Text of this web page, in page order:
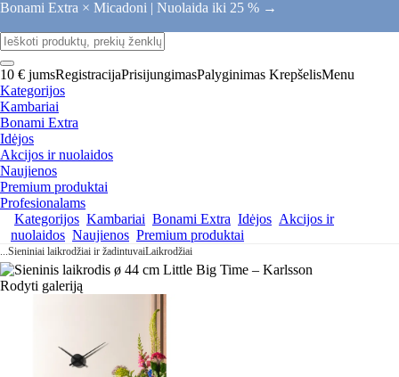
Bonami Extra × Micadoni | Nuolaida iki 25 % →
10 € jumsRegistracijaPrisijungimasPalyginimas KrepšelisMenu
Kategorijos
Kambariai
Bonami Extra
Idėjos
Akcijos ir nuolaidos
Naujienos
Premium produktai
Profesionalams
Kategorijos Kambariai Bonami Extra Idėjos Akcijos ir
nuolaidos Naujienos Premium produktai
...Sieniniai laikrodžiai ir žadintuvaiLaikrodžiai
Rodyti galeriją